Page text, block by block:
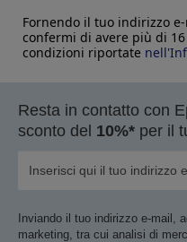
Fornendo il tuo indirizzo
confermi di avere più di
condizioni riportate
Resta in contatto con
sconto del 10%* per il
Inviando il tuo indirizzo e-mail,
marketing, tra cui analisi di